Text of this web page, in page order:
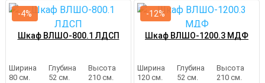
Шкаф ВЛШО-800.1 ЛДСП
Ширина
80 см.
Глубина
52 см.
Высота
210 см.
-4%
Шкаф ВЛШО-1200.3 МДФ
Ширина
120 см.
Глубина
52 см.
Высота
210 см.
-12%